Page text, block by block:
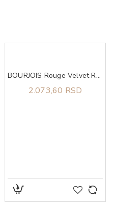
BOURJOIS Rouge Velvet RG INK 3ml #17 19IV
2.073,60 RSD